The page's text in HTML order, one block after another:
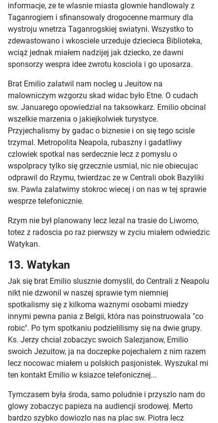
informacje, ze te wlasnie miasta glownie handlowaly z
Taganrogiem i sfinansowaly drogocenne marmury dla
wystroju wnetrza Taganrogskiej swiatyni. Wszystko to
zdewastowano i wkosciele urzeduje dziecieca Biblioteka,
wciąż jednak miałem nadzijej jak dziecko, ze dawni
sponsorzy wespra idee zwrotu kosciola i go uposarza.
Brat Emilio zalatwil nam nocleg u Jeuitow na
malowniczym wzgorzu skad widac było Etne. O cudach
sw. Januarego opowiedzial na taksowkarz. Emilio obcinal
wszelkie marzenia o jakiejkolwiek turystyce.
Przyjechalismy by gadac o biznesie i on się tego scisle
trzymal. Metropolita Neapola, rubaszny i gadatliwy
czlowiek spotkal nas serdecznie lecz z pomyslu o
wspolpracy tylko się grzecznie usmial, nic nie obiecujac
odprawil do Rzymu, twierdzac ze w Centrali obok Bazyliki
sw. Pawla zalatwimy stokroc wiecej i on nas w tej sprawie
wesprze telefonicznie.
Rzym nie był planowany lecz lezal na trasie do Liworno,
totez z radoscia po raz pierwszy w zyciu miałem odwiedzic
Watykan.
13. Watykan
Jak się brat Emilio slusznie domyslil, do Centrali z Neapolu
nikt nie dzwonil w naszej sprawie tym niemniej
spotkalismy się z kilkoma waznymi osobami miedzy
innymi pewna pania z Belgii, która nas poinstruowala "co
robic". Po tym spotkaniu podzielilismy się na dwie grupy.
Ks. Jerzy chcial zobaczyc swoich Salezjanow, Emilio
swoich Jezuitow, ja na doczepke pojechalem z nim razem
lecz nocowac miałem u polskich pasjonistek. Wyszukal mi
ten kontakt Emilio w ksiazce telefonicznej...
Tymczasem była środa, samo poludnie i przyszlo nam do
glowy zobaczyc papieza na audiencji srodowej. Merto
bardzo szybko dowiozlo nas na plac sw. Piotra lecz